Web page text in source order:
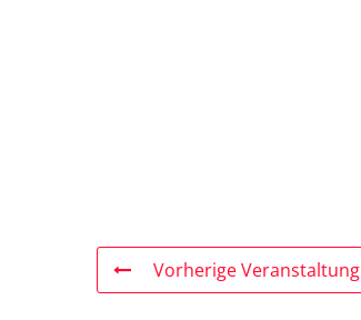
Vorherige Veranstaltung